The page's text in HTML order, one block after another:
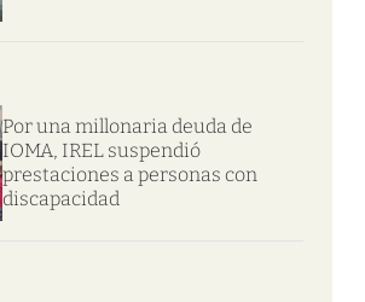
Por una millonaria deuda de
IOMA, IREL suspendió
prestaciones a personas con
discapacidad